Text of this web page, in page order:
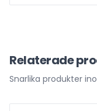
Relaterade
Snarlika produkter